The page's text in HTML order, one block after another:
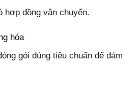
đồng vận chuyển.
hóa
gói đúng tiêu chuẩn để đảm